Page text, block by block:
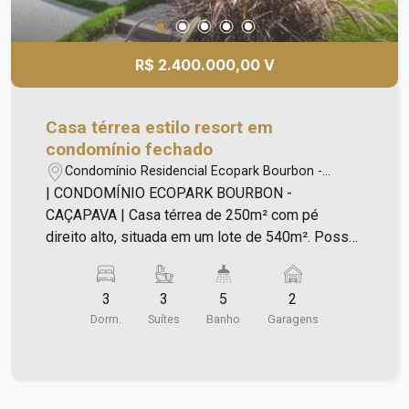
R$ 2.400.000,00 V
Casa térrea estilo resort em
condomínio fechado
Condomínio Residencial Ecopark Bourbon -
Caçapava/SP
| CONDOMÍNIO ECOPARK BOURBON -
CAÇAPAVA | Casa térrea de 250m² com pé
direito alto, situada em um lote de 540m². Possui:
suíte máster, com banheira de hidromassagem) -
Escritório com vista externa - Despensa -
Cozinha e sala de estar/jantar integradas -
3
Dorm.
3
Suítes
5
Banho
2
Garagens